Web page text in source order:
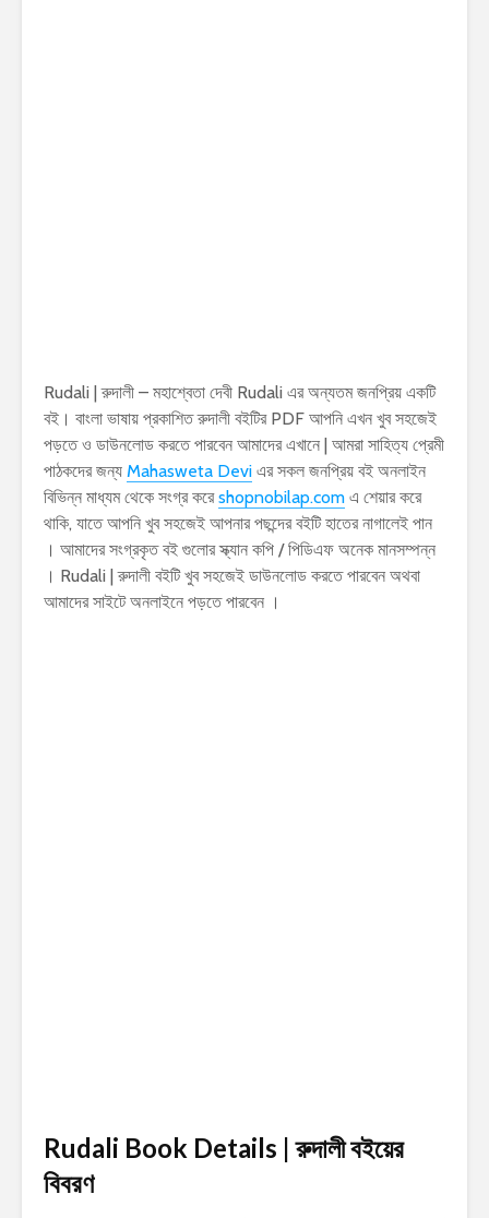
Rudali | রুদালী – মহাশ্বেতা দেবী Rudali এর অন্যতম জনপ্রিয় একটি
বই। বাংলা ভাষায় প্রকাশিত রুদালী বইটির PDF আপনি এখন খুব সহজেই
পড়তে ও ডাউনলোড করতে পারবেন আমাদের এখানে | আমরা সাহিত্য প্রেমী
পাঠকদের জন্য Mahasweta Devi এর সকল জনপ্রিয় বই অনলাইন
বিভিন্ন মাধ্যম থেকে সংগ্র করেshopnobilap.com এ শেয়ার করে
থাকি, যাতে আপনি খুব সহজেই আপনার পছন্দের বইটি হাতের নাগালেই পান
। আমাদের সংগ্রকৃত বই গুলোর স্ক্যান কপি / পিডিএফ অনেক মানসম্পন্ন
। Rudali | রুদালী বইটি খুব সহজেই ডাউনলোড করতে পারবেন অথবা
আমাদের সাইটে অনলাইনে পড়তে পারবেন ।
Rudali Book Details | রুদালীবইয়ের
বিবরণ